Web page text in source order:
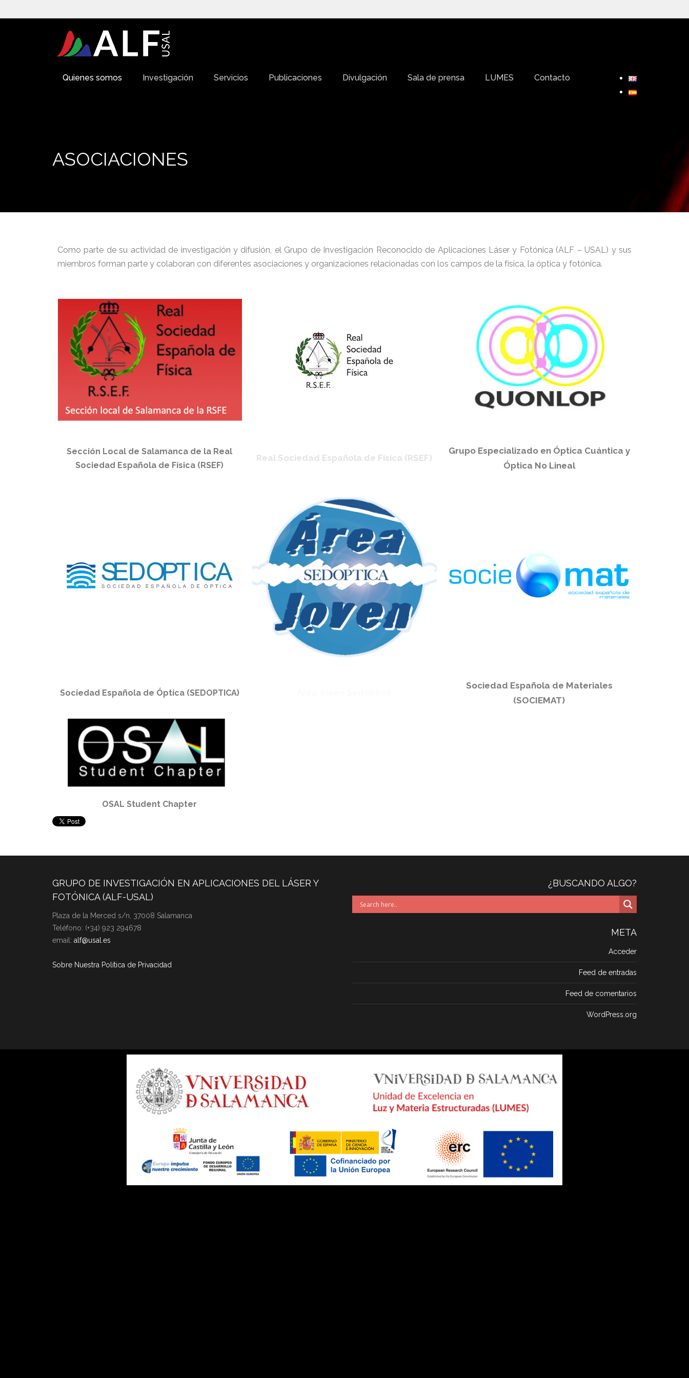
Quienes somos Investigación Servicios Publicaciones Divulgación Sala de prensa LUMES Contacto
ASOCIACIONES
Como parte de su actividad de investigación y difusión, el Grupo de Investigación Reconocido de Aplicaciones Láser y Fotónica (ALF – USAL) y sus
miembros forman parte y colaboran con diferentes asociaciones y organizaciones relacionadas con los campos de la física, la óptica y fotónica.
Sección Local de Salamanca de la Real
Sociedad Española de Física (RSEF)
Real Sociedad Española de Física (RSEF)
Grupo Especializado en Óptica Cuántica y
Óptica No Lineal
Sociedad Española de Óptica (SEDOPTICA)
Sociedad Española de Materiales
(SOCIEMAT)
OSAL Student Chapter
GRUPO DE INVESTIGACIÓN EN APLICACIONES DEL LÁSER Y
FOTÓNICA (ALF-USAL)
Plaza de la Merced s/n, 37008 Salamanca
Teléfono: (+34) 923 294678
email: alf@usal.es
Sobre Nuestra Política de Privacidad
¿BUSCANDO ALGO?
META
Acceder
Feed de entradas
Feed de comentarios
WordPress.org